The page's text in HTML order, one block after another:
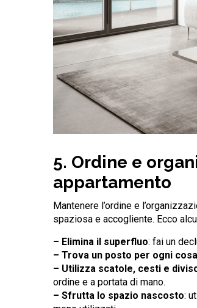
5. Ordine e
appartamento
Mantenere l’ordine e
spaziosa e accogliente. Ecco
– Elimina il superfluo: fai un
– Trova un posto per ogni cosa
– Utilizza scatole, cesti e
ordine e a portata di mano.
– Sfrutta lo spazio nascosto: